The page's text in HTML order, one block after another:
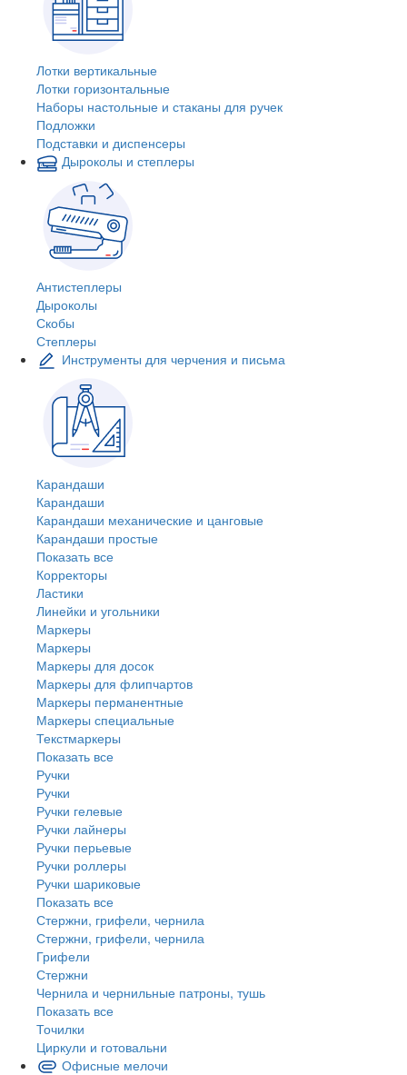
Лотки вертикальные
Лотки горизонтальные
Наборы настольные и стаканы для ручек
Подложки
Подставки и диспенсеры
Дыроколы и степлеры
Антистеплеры
Дыроколы
Скобы
Степлеры
Инструменты для черчения и письма
Карандаши
Карандаши
Карандаши механические и цанговые
Карандаши простые
Показать все
Корректоры
Ластики
Линейки и угольники
Маркеры
Маркеры
Маркеры для досок
Маркеры для флипчартов
Маркеры перманентные
Маркеры специальные
Текстмаркеры
Показать все
Ручки
Ручки
Ручки гелевые
Ручки лайнеры
Ручки перьевые
Ручки роллеры
Ручки шариковые
Показать все
Стержни, грифели, чернила
Стержни, грифели, чернила
Грифели
Стержни
Чернила и чернильные патроны, тушь
Показать все
Точилки
Циркули и готовальни
Офисные мелочи